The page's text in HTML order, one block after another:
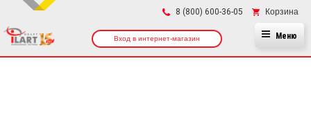
8 (800) 600-36-05 Корзина
Вход в интернет-магазин Меню
×